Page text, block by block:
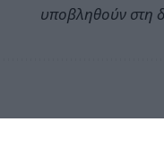
υποβληθούν στη